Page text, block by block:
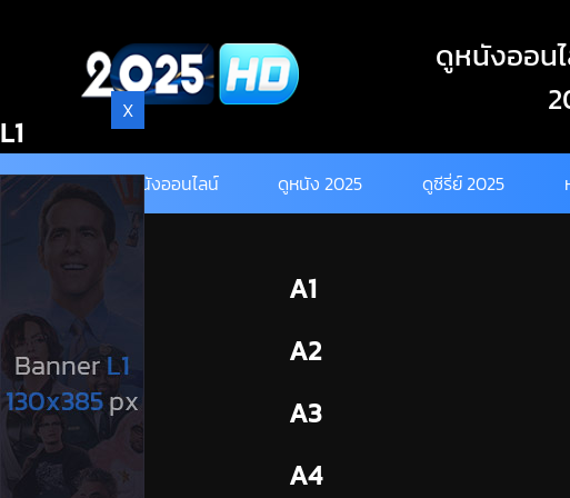
ดูหนังออน
ดูหนังออนไลน์ ดูหนัง 2025 ดูซีรี่ย์ 2025
BL2
A1
A2
A3
A4
X
L1